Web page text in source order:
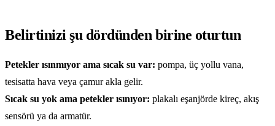
Belirtinizi şu dördünden birine oturtun
Petekler ısınmıyor ama sıcak su var: pompa, üç yollu vana,
tesisatta hava veya çamur akla gelir.
Sıcak su yok ama petekler ısınıyor: plakalı eşanjörde kireç, akış
sensörü ya da armatür.